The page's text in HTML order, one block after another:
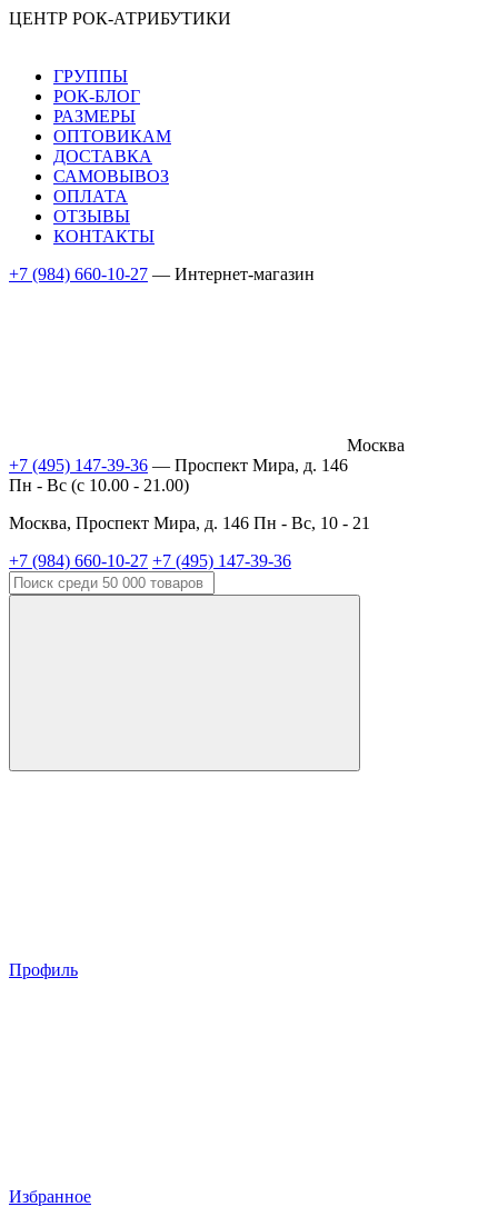
ЦЕНТР РОК-АТРИБУТИКИ
ГРУППЫ
РОК-БЛОГ
РАЗМЕРЫ
ОПТОВИКАМ
ДОСТАВКА
САМОВЫВОЗ
ОПЛАТА
ОТЗЫВЫ
КОНТАКТЫ
+7 (984) 660-10-27 — Интернет-магазин
Москва
+7 (495) 147-39-36 — Проспект Мира, д. 146
Пн - Вс (c 10.00 - 21.00)
Москва, Проспект Мира, д. 146 Пн - Вс, 10 - 21
+7 (984) 660-10-27 +7 (495) 147-39-36
Профиль
Избранное